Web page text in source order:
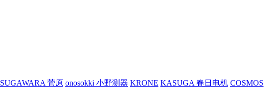
SUGAWARA 菅原 onosokki 小野测器 KRONE KASUGA 春日电机 COSMOS